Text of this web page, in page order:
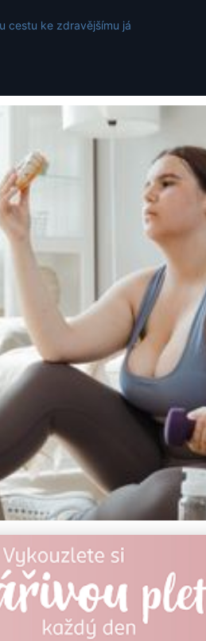
cestu ke zdravějšímu já
Plány a